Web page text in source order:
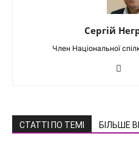
Сергій
Член Національної
СТАТТІ ПО ТЕМІ БІЛЬШЕ